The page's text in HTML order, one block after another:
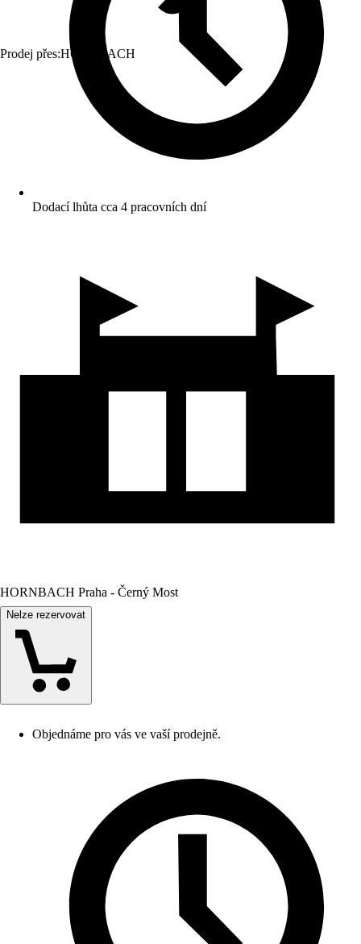
Prodej přes:HORNBACH
Dodací lhůta cca 4 pracovních dní
HORNBACH Praha - Černý Most
Nelze rezervovat
Objednáme pro vás ve vaší prodejně.